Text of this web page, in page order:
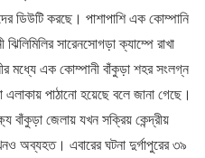
ডিউটি করছে। পাশাপাশি এক কোম্পানি
সারেনসোগড়া ক্যাম্পে রাখা
মধ্যে এক কোম্পানী বাঁকুড়া শহর সংলগ্ন
পাঠানো হয়েছে বলে জানা গেছে।
জেলায় যখন সক্রিয় কেন্দ্রীয়
অব্যহত। এবারের ঘটনা দুর্গাপুরের ৩৯